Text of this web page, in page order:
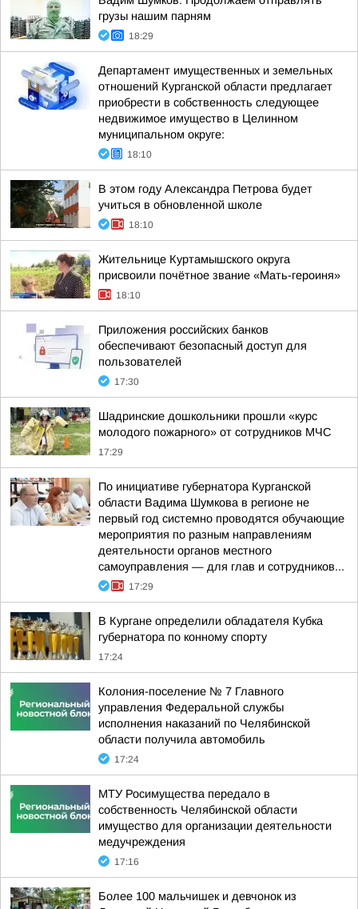
грузы нашим парням
18:29
Департамент имущественных и земельных
отношений Курганской области предлагает
приобрести в собственность следующее
недвижимое имущество в Целинном
муниципальном округе:
18:10
В этом году Александра Петрова будет
учиться в обновленной школе
18:10
Жительнице Куртамышского округа
присвоили почётное звание «Мать-героиня»
18:10
Приложения российских банков
обеспечивают безопасный доступ для
пользователей
17:30
Шадринские дошкольники прошли «курс
молодого пожарного» от сотрудников МЧС
17:29
По инициативе губернатора Курганской
области Вадима Шумкова в регионе не
первый год системно проводятся обучающие
мероприятия по разным направлениям
деятельности органов местного
самоуправления — для глав и сотрудников...
17:29
В Кургане определили обладателя Кубка
губернатора по конному спорту
17:24
Колония-поселение № 7 Главного
управления Федеральной службы
исполнения наказаний по Челябинской
области получила автомобиль
17:24
МТУ Росимущества передало в
собственность Челябинской области
имущество для организации деятельности
медучреждения
17:16
Более 100 мальчишек и девчонок из